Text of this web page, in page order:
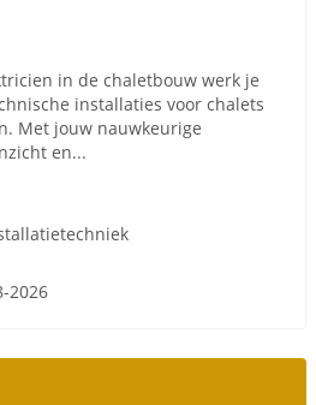
in de chaletbouw werk je
installaties voor chalets
Met jouw nauwkeurige
en...
2026